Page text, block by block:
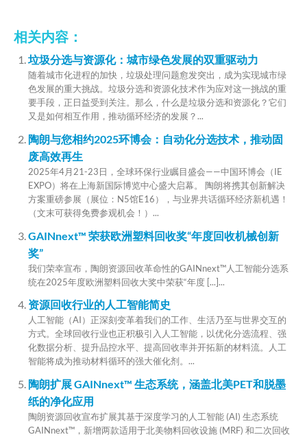
相关内容：
垃圾分选与资源化：城市绿色发展的双重驱动力
随着城市化进程的加快，垃圾处理问题愈发突出，成为实现城市绿
色发展的重大挑战。垃圾分选和资源化技术作为应对这一挑战的重
要手段，正日益受到关注。那么，什么是垃圾分选和资源化？它们
又是如何相互作用，推动循环经济的发展？...
陶朗与您相约2025环博会：自动化分选技术，推动固
废高效再生
2025年4月21-23日，全球环保行业瞩目盛会——中国环博会（IE
EXPO）将在上海新国际博览中心盛大启幕。 陶朗将携其创新解决
方案重磅参展（展位：N5馆E16），与业界共话循环经济新机遇！
（文末可获得免费参观机会！）...
GAINnext™ 荣获欧洲塑料回收奖“年度回收机械创新
奖”
我们荣幸宣布，陶朗资源回收革命性的GAINnext™人工智能分选系
统在2025年度欧洲塑料回收大奖中荣获“年度 [...]...
资源回收行业的人工智能简史
人工智能（AI）正深刻变革着我们的工作、生活乃至与世界交互的
方式。全球回收行业也正积极引入人工智能，以优化分选流程、强
化数据分析、提升品控水平、提高回收率并开拓新的材料流。人工
智能将成为推动材料循环的强大催化剂。...
陶朗扩展 GAINnext™ 生态系统，涵盖北美PET和脱墨
纸的净化应用
陶朗资源回收宣布扩展其基于深度学习的人工智能 (AI) 生态系统
GAINnext™，新增两款适用于北美物料回收设施 (MRF) 和二次回收